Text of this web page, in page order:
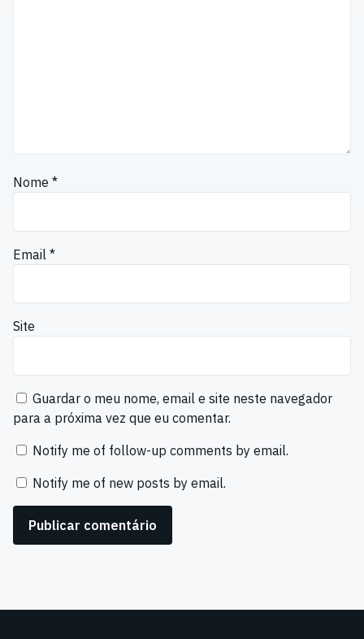
Nome *
Email *
Site
Guardar o meu nome, email e site neste navegador
para a próxima vez que eu comentar.
Notify me of follow-up comments by email.
Notify me of new posts by email.